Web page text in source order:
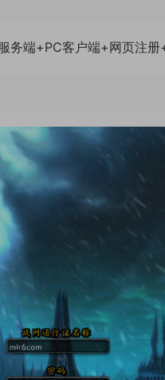
务端+PC客户端+网页注